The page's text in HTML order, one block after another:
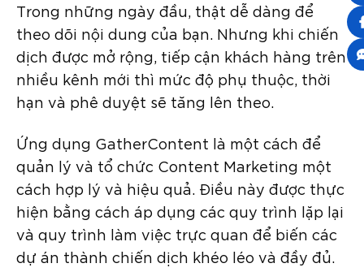
Trong những ngày đầu, thật dễ dàng để
theo dõi nội dung của bạn. Nhưng khi chiến
dịch được mở rộng, tiếp cận khách hàng trên
nhiều kênh mới thì mức độ phụ thuộc, thời
hạn và phê duyệt sẽ tăng lên theo.
Ứng dụng GatherContent là một cách để
quản lý và tổ chức Content Marketing một
cách hợp lý và hiệu quả. Điều này được thực
hiện bằng cách áp dụng các quy trình lặp lại
và quy trình làm việc trực quan để biến các
dự án thành chiến dịch khéo léo và đầy đủ.